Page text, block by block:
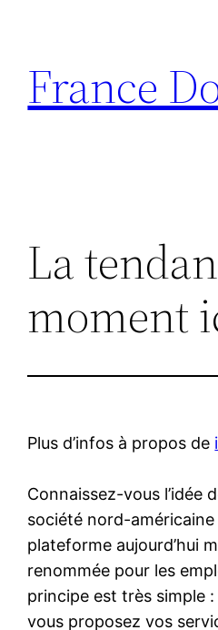
contenu
France
La
moment
Plus d’infos à propos de
Connaissez-vous l’idée
société nord-américaine
plateforme aujourd’hui
renommée pour les
principe est très simple
vous proposez vos